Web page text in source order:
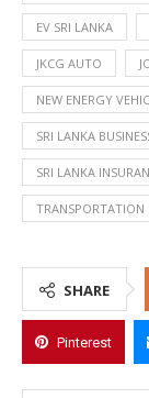
EV SRI LANKA
JKCG AUTO
NEW ENERGY
SRI LANKA
SRI LANKA
TRANSPORTATION
SHARE
Pinterest